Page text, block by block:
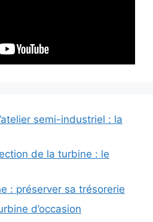
semi-industriel : la
de la turbine : le
: préserver sa trésorerie
d’occasion